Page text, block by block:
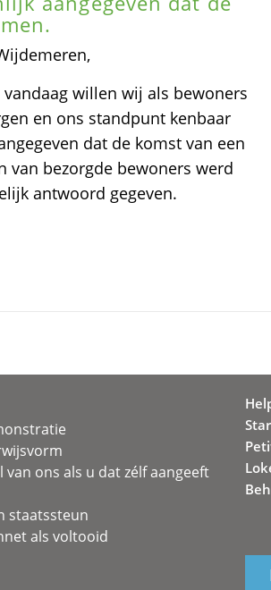
willen wij als bewoners
en ons standpunt kenbaar
dat de komst van een
van bezorgde bewoners werd
antwoord gegeven.
ons als u dat zélf aangeeft
staatssteun
als voltooid